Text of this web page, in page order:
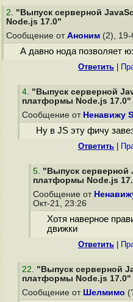
2. "Выпуск серверной
Node.js 17.0"
Сообщение от Аноним (2),
А давно нода позволяет
Ответить
4. "Выпуск серверной
платформы Node.js 17.0"
Сообщение от Ненавижу
Ну в JS эту фичу
Ответить
5. "Выпуск серверной
платформы Node.js
Сообщение от
Окт-21, 23:26
Хотя наверное
движки
Ответить
22. "Выпуск серверной
платформы Node.js 17.0"
Сообщение от Шелмимо